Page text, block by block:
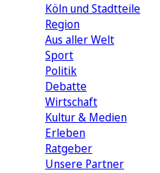
Köln und Stadtteile
Region
Aus aller Welt
Sport
Politik
Debatte
Wirtschaft
Kultur & Medien
Erleben
Ratgeber
Unsere Partner